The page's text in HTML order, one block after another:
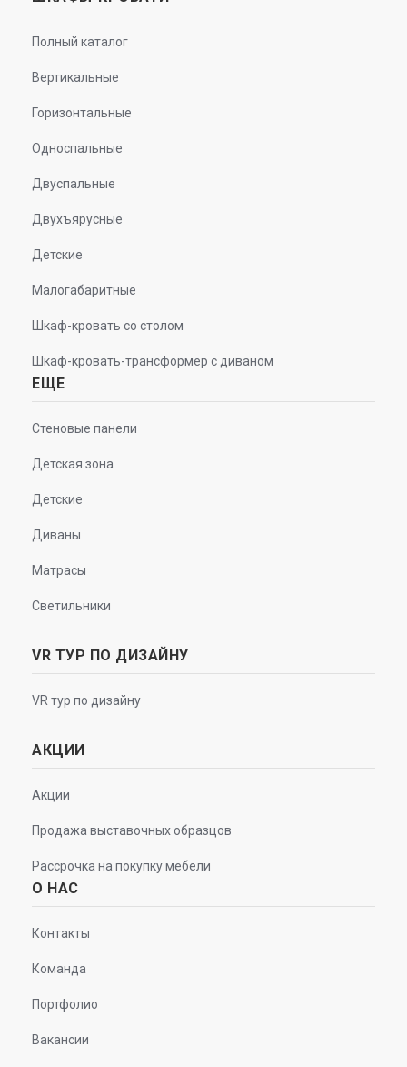
Полный каталог
Вертикальные
Горизонтальные
Односпальные
Двуспальные
Двухъярусные
Детские
Малогабаритные
Шкаф-кровать со столом
Шкаф-кровать-трансформер с диваном
ЕЩЕ
Стеновые панели
Детская зона
Детские
Диваны
Матрасы
Светильники
VR ТУР ПО ДИЗАЙНУ
VR тур по дизайну
АКЦИИ
Акции
Продажа выставочных образцов
Рассрочка на покупку мебели
О НАС
Контакты
Команда
Портфолио
Вакансии